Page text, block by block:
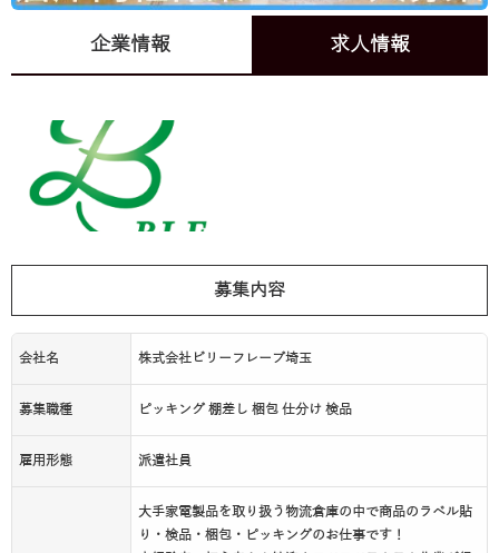
企業情報 求人情報
募集内容
会社名 株式会社ビリーフレーブ埼玉
募集職種 ピッキング 棚差し 梱包 仕分け 検品
雇用形態 派遣社員
大手家電製品を取り扱う物流倉庫の中で商品のラベル貼
り・検品・梱包・ピッキングのお仕事です！